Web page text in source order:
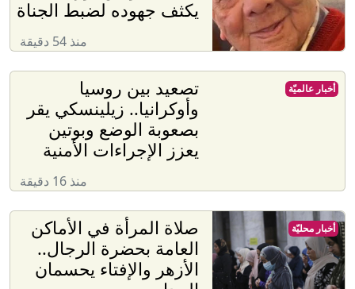
يكثف جهوده لضبط الجناة
منذ 54 دقيقة
تصعيد بين روسيا
وأوكرانيا.. زيلينسكي يقر
بصعوبة الوضع وبوتين
يعزز الإجراءات الأمنية
منذ 16 دقيقة
أخبار عالميّة
صلاة المرأة في الأماكن
العامة بحضرة الرجال..
الأزهر والإفتاء يحسمان
أخبار محليّة